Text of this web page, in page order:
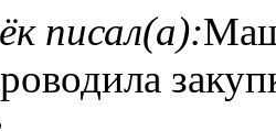
писал(а):